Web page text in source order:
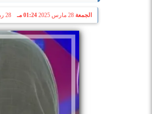
الجمعة 28 مارس 2025 01:24 مـ 28 رمضان 1446